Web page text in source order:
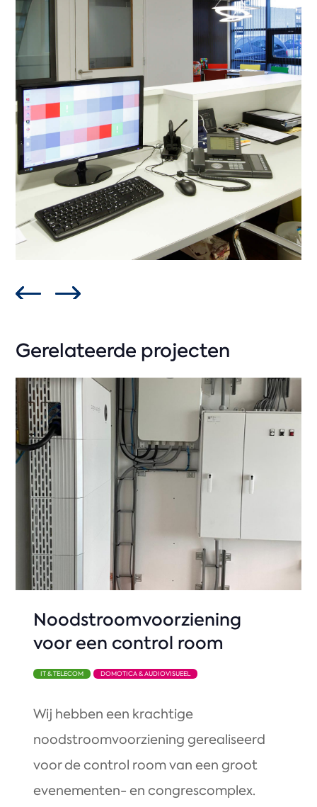
Gerelateerde projecten
Noodstroomvoorziening
voor een control room
IT & TELECOM DOMOTICA & AUDIOVISUEEL
Wij hebben een krachtige
noodstroomvoorziening gerealiseerd
voor de control room van een groot
evenementen- en congrescomplex.